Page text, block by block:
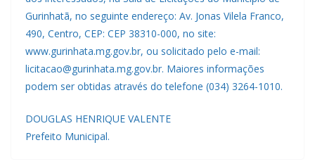
Gurinhatã, no seguinte endereço: Av. Jonas Vilela Franco,
490, Centro, CEP: CEP 38310-000, no site:
www.gurinhata.mg.gov.br, ou solicitado pelo e-mail:
licitacao@gurinhata.mg.gov.br. Maiores informações
podem ser obtidas através do telefone (034) 3264-1010.
DOUGLAS HENRIQUE VALENTE
Prefeito Municipal.